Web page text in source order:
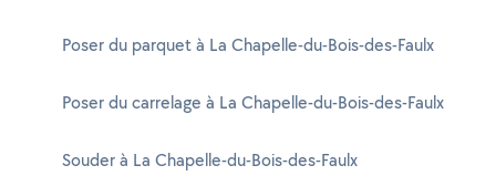
Poser du parquet à La Chapelle-du-Bois-des-Faulx
Poser du carrelage à La Chapelle-du-Bois-des-Faulx
Souder à La Chapelle-du-Bois-des-Faulx